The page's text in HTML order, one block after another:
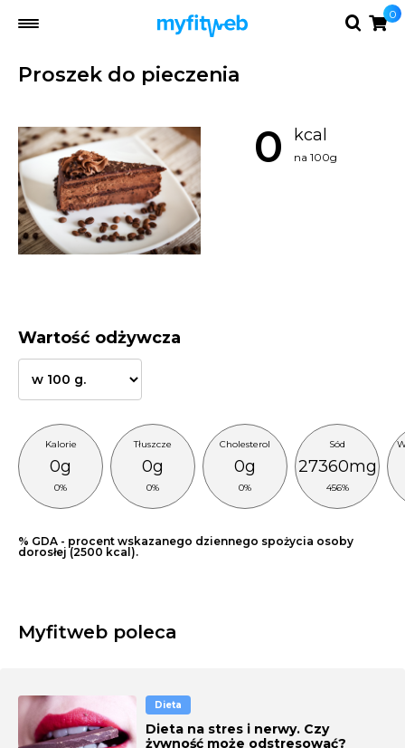
0
Proszek do pieczenia
0 kcal
na 100g
Wartość odżywcza
Kalorie
0g
0%
Tłuszcze
0g
0%
Cholesterol
0g
0%
Sód
27360mg
456%
% GDA - procent wskazanego dziennego spożycia osoby
dorosłej (2500 kcal).
Myfitweb poleca
Dieta
Dieta na stres i nerwy. Czy
żywność może odstresować?